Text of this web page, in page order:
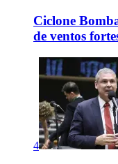
Ciclone
de ventos
4